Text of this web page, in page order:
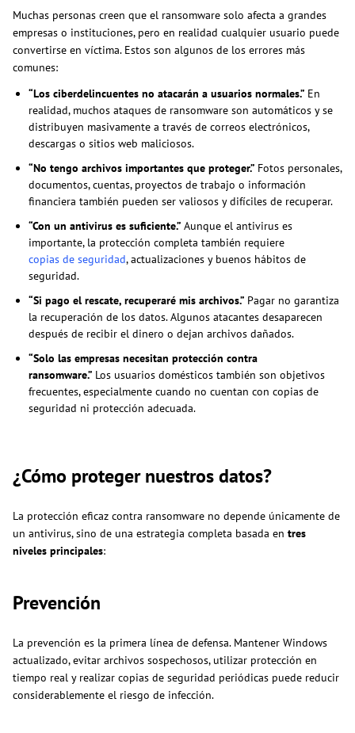
Muchas personas creen que el ransomware solo afecta a grandes
empresas o instituciones, pero en realidad cualquier usuario puede
convertirse en víctima. Estos son algunos de los errores más
comunes:
“Los ciberdelincuentes no atacarán a usuarios normales.” En
realidad, muchos ataques de ransomware son automáticos y se
distribuyen masivamente a través de correos electrónicos,
descargas o sitios web maliciosos.
“No tengo archivos importantes que proteger.” Fotos personales,
documentos, cuentas, proyectos de trabajo o información
financiera también pueden ser valiosos y difíciles de recuperar.
“Con un antivirus es suficiente.” Aunque el antivirus es
importante, la protección completa también requiere
copias de seguridad, actualizaciones y buenos hábitos de
seguridad.
“Si pago el rescate, recuperaré mis archivos.” Pagar no garantiza
la recuperación de los datos. Algunos atacantes desaparecen
después de recibir el dinero o dejan archivos dañados.
“Solo las empresas necesitan protección contra
ransomware.” Los usuarios domésticos también son objetivos
frecuentes, especialmente cuando no cuentan con copias de
seguridad ni protección adecuada.
¿Cómo proteger nuestros datos?
La protección eficaz contra ransomware no depende únicamente de
un antivirus, sino de una estrategia completa basada en tres
niveles principales:
Prevención
La prevención es la primera línea de defensa. Mantener Windows
actualizado, evitar archivos sospechosos, utilizar protección en
tiempo real y realizar copias de seguridad periódicas puede reducir
considerablemente el riesgo de infección.